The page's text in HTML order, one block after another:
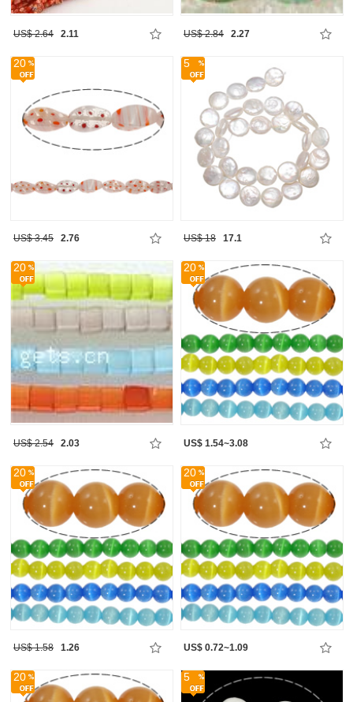
US$ 2.64 2.11 US$ 2.84 2.27
20
US$ 3.45 2.76
5
US$ 18 17.1
20
US$ 2.54 2.03
20
US$ 1.54~3.08
20
US$ 1.58 1.26
20
US$ 0.72~1.09
20 5